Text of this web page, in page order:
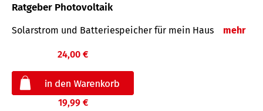
Ratgeber Photovoltaik
Solarstrom und Batteriespeicher für mein Haus mehr
24,00 €
19,99 €